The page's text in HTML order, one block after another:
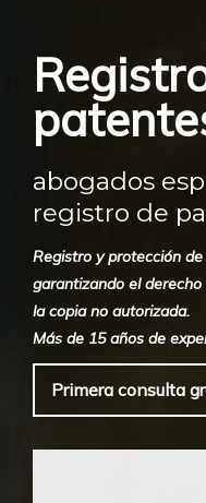
abogados
registro de
Registro y protección
garantizando el
la copia no autorizada.
Más de 15 años de
Primera consulta